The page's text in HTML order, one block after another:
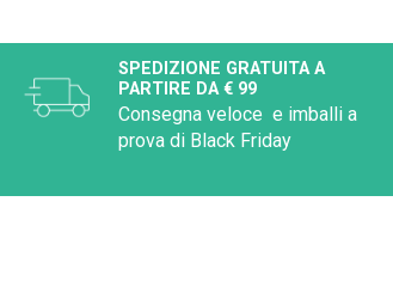
SPEDIZIONE GRATUITA A
PARTIRE DA € 99
Consegna veloce e imballi a
prova di Black Friday